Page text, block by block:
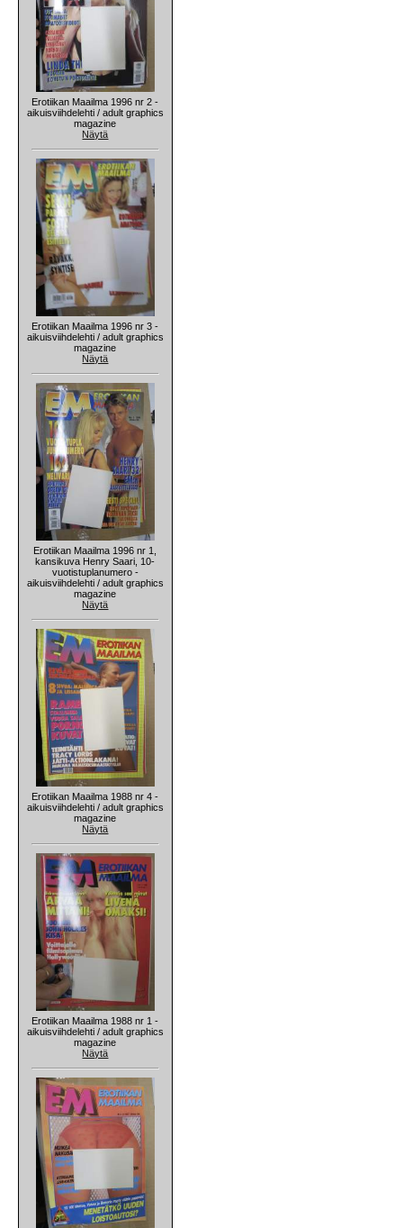
Erotiikan Maailma 1996 nr 2 -
aikuisviihdelehti / adult graphics
magazine
Näytä
Erotiikan Maailma 1996 nr 3 -
aikuisviihdelehti / adult graphics
magazine
Näytä
Erotiikan Maailma 1996 nr 1,
kansikuva Henry Saari, 10-
vuotistuplanumero -
aikuisviihdelehti / adult graphics
magazine
Näytä
Erotiikan Maailma 1988 nr 4 -
aikuisviihdelehti / adult graphics
magazine
Näytä
Erotiikan Maailma 1988 nr 1 -
aikuisviihdelehti / adult graphics
magazine
Näytä